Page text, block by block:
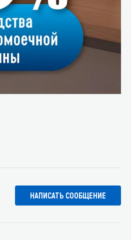
НАПИСАТЬ СООБЩЕНИЕ